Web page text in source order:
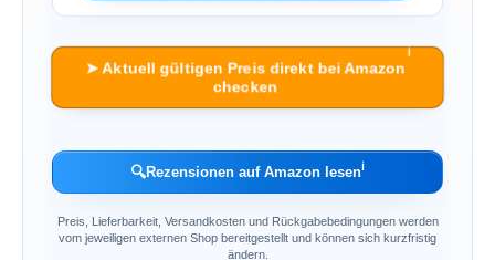
➤ Aktuell gültigen Preis direkt bei Amazon
checken
ℹ︎
🔍Rezensionen auf Amazon lesenℹ︎
Preis, Lieferbarkeit, Versandkosten und Rückgabebedingungen werden
vom jeweiligen externen Shop bereitgestellt und können sich kurzfristig
ändern.